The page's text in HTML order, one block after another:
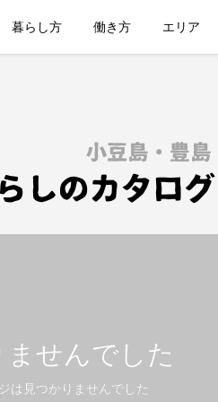
暮らし方 働き方 エリア
ませんでした
は見つかりませんでした